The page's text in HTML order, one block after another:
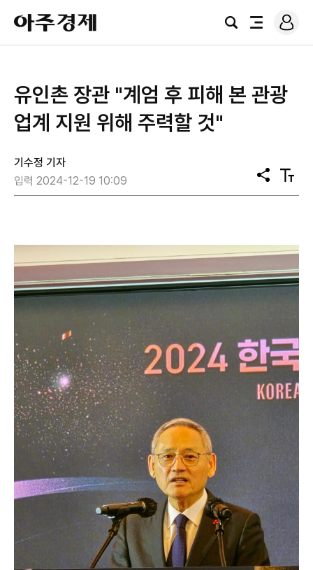
아
주
경
검
전
로
그
유인촌 장관 "계엄 후 피해 본 관광
업계 지원 위해 주력할 것"
기수정 기자
입력 2024-12-19 10:09
공
유
텍
스